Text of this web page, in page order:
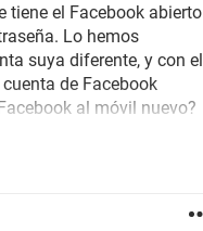
tiene el Facebook abierto
Lo hemos
suya diferente, y con el
de Facebook
al móvil nuevo?